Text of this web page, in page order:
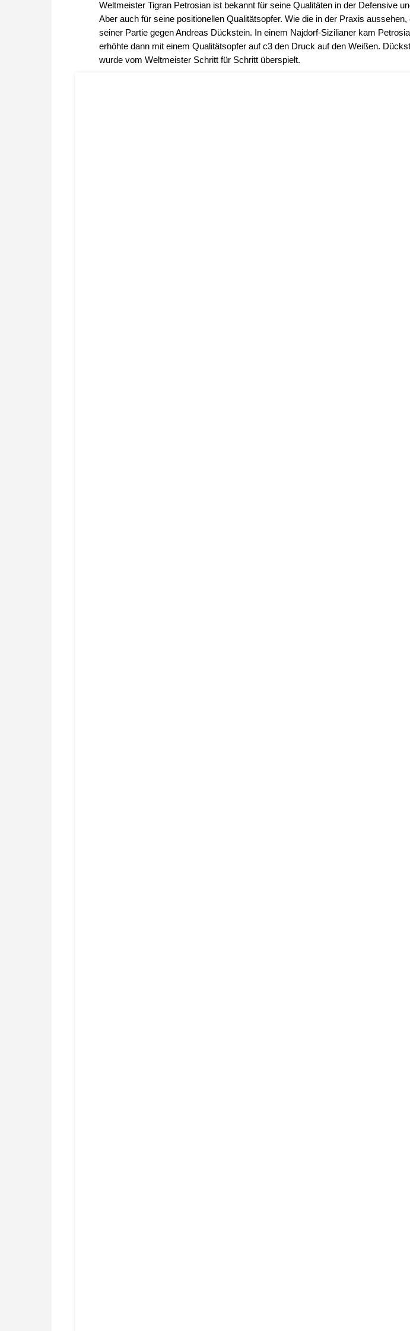
Weltmeister Tigran Petrosian ist bekannt für seine Qualitäten in der Defensive
Aber auch für seine positionellen Qualitätsopfer. Wie die in der Praxis
seiner Partie gegen Andreas Dückstein. In einem Najdorf-Sizilianer kam
erhöhte dann mit einem Qualitätsopfer auf c3 den Druck auf den Weißen.
wurde vom Weltmeister Schritt für Schritt überspielt.